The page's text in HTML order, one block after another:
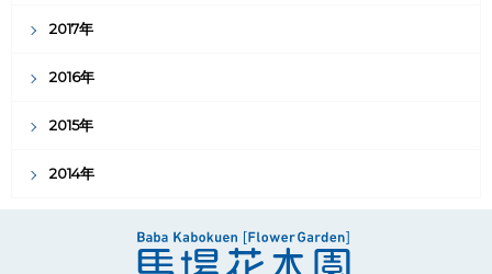
2017年
2016年
2015年
2014年